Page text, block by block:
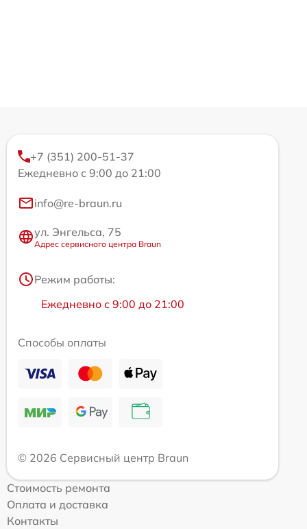
+7 (351) 200-51-37
Ежедневно с 9:00 до 21:00
info@re-braun.ru
ул. Энгельса, 75
Адрес сервисного центра Braun
Режим работы:
Ежедневно с 9:00 до 21:00
Способы оплаты
© 2026 Сервисный центр Braun
Стоимость ремонта
Оплата и доставка
Контакты